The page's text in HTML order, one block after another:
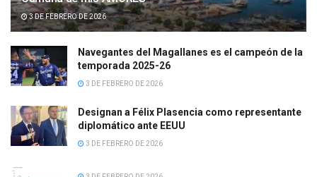
3 DE FEBRERO DE 2026
Navegantes del Magallanes es el campeón de la
temporada 2025-26
3 DE FEBRERO DE 2026
Designan a Félix Plasencia como representante
diplomático ante EEUU
3 DE FEBRERO DE 2026